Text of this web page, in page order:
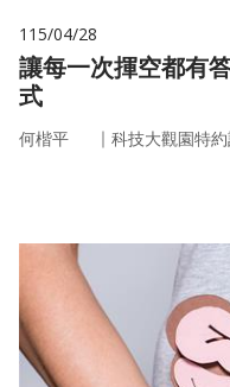
115/04/28
讓每一次揮空都有
式
何楷平 ｜ 科技大觀園特